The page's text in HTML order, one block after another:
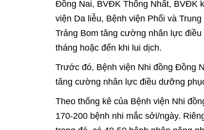
Đồng Nai, BVĐK Thống Nhất, BVĐK
viện Da liễu, Bệnh viện Phổi và
Trảng Bom tăng cường nhân lực
tháng hoặc đến khi lui dịch.
Trước đó, Bệnh viện Nhi đồng Đồng
tăng cường nhân lực điều dưỡng
Theo thống kê của Bệnh viện Nhi
170-200 bệnh nhi mắc sởi/ngày.